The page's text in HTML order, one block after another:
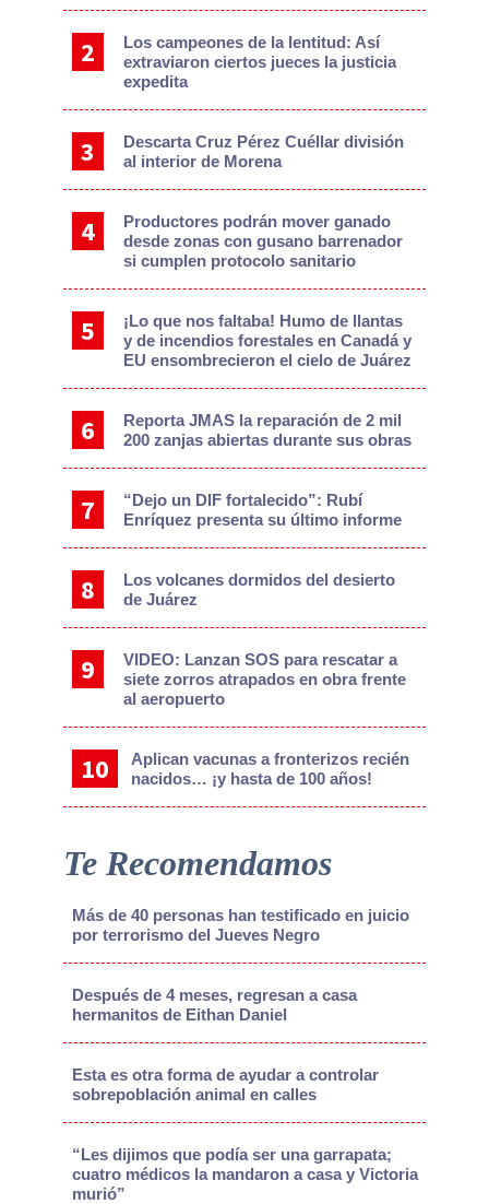
Los campeones de la lentitud: Así
extraviaron ciertos jueces la justicia
expedita
Descarta Cruz Pérez Cuéllar división
al interior de Morena
Productores podrán mover ganado
desde zonas con gusano barrenador
si cumplen protocolo sanitario
¡Lo que nos faltaba! Humo de llantas
y de incendios forestales en Canadá y
EU ensombrecieron el cielo de Juárez
Reporta JMAS la reparación de 2 mil
200 zanjas abiertas durante sus obras
“Dejo un DIF fortalecido”: Rubí
Enríquez presenta su último informe
Los volcanes dormidos del desierto
de Juárez
VIDEO: Lanzan SOS para rescatar a
siete zorros atrapados en obra frente
al aeropuerto
Aplican vacunas a fronterizos recién
nacidos… ¡y hasta de 100 años!
Te Recomendamos
Más de 40 personas han testificado en juicio
por terrorismo del Jueves Negro
Después de 4 meses, regresan a casa
hermanitos de Eithan Daniel
Esta es otra forma de ayudar a controlar
sobrepoblación animal en calles
“Les dijimos que podía ser una garrapata;
cuatro médicos la mandaron a casa y Victoria
murió”